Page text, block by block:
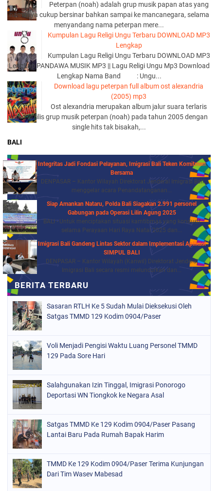
Peterpan (noah) adalah grup musik papan atas yang
namanya cukup bersinar bahkan sampai ke mancanegara, selama
menyandang nama peterpan mere...
Kumpulan Lagu Religi Ungu Terbaru DOWNLOAD MP3
Lengkap
Kumpulan Lagu Religi Ungu Terbaru DOWNLOAD MP3
Lengkap PANDAWA MUSIK MP3 || Lagu Religi Ungu Mp3 Download
Lengkap Nama Band : Ungu...
Download lagu peterpan full album ost alexandria
(2005) mp3
Ost alexandria merupakan album jalur suara terlaris
yang di rilis grup musik peterpan (noah) pada tahun 2005 dengan
single hits tak bisakah,...
BALI
Integritas Jadi Fondasi Pelayanan, Imigrasi Bali Teken Komitmen
Bersama
DENPASAR – Kantor Wilayah Direktorat Jenderal Imigrasi Bali
menggelar acara Penandatanganan...
Siap Amankan Nataru, Polda Bali Siagakan 2.991 personel
Gabungan pada Operasi Lilin Agung 2025
BALI - Untuk menciptakan situasi kamtibmas yang kondusif
selama Perayaan Hari Raya Natal 2025 dan...
Imigrasi Bali Gandeng Lintas Sektor dalam Implementasi Aplikasi
SIMPUL BALI
DENPASAR – Kantor Wilayah (Kanwil) Direktorat Jenderal
Imigrasi Bali secara resmi meluncurkan dan...
Sasaran RTLH Ke 5 Sudah Mulai Dieksekusi Oleh
Satgas TMMD 129 Kodim 0904/Paser
Voli Menjadi Pengisi Waktu Luang Personel TMMD
129 Pada Sore Hari
Salahgunakan Izin Tinggal, Imigrasi Ponorogo
Deportasi WN Tiongkok ke Negara Asal
Satgas TMMD Ke 129 Kodim 0904/Paser Pasang
Lantai Baru Pada Rumah Bapak Harim
TMMD Ke 129 Kodim 0904/Paser Terima Kunjungan
Dari Tim Wasev Mabesad